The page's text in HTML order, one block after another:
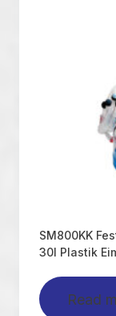
SM800KK
30l Plastik
Read